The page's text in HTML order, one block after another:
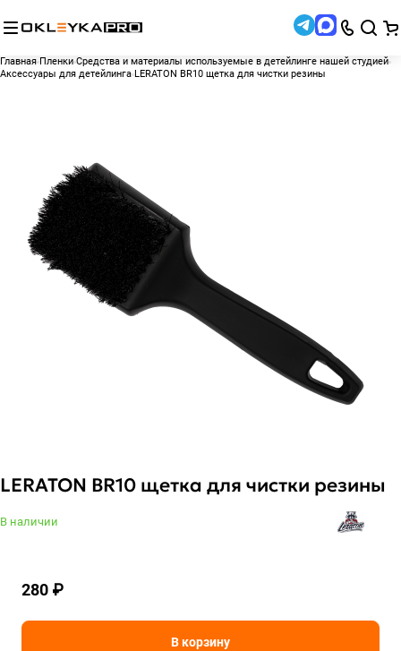
Главная Пленки Средства и материалы используемые в детейлинге нашей студией
Аксессуары для детейлинга LERATON BR10 щетка для чистки резины
LERATON BR10 щетка для чистки резины
В наличии
280 ₽
В корзину